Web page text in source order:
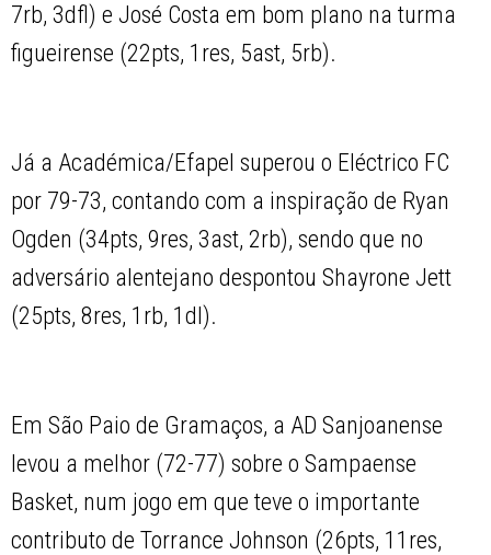
7rb, 3dfl) e José Costa em bom plano na turma
figueirense (22pts, 1res, 5ast, 5rb).
Já a Académica/Efapel superou o Eléctrico FC
por 79-73, contando com a inspiração de Ryan
Ogden (34pts, 9res, 3ast, 2rb), sendo que no
adversário alentejano despontou Shayrone Jett
(25pts, 8res, 1rb, 1dl).
Em São Paio de Gramaços, a AD Sanjoanense
levou a melhor (72-77) sobre o Sampaense
Basket, num jogo em que teve o importante
contributo de Torrance Johnson (26pts, 11res,